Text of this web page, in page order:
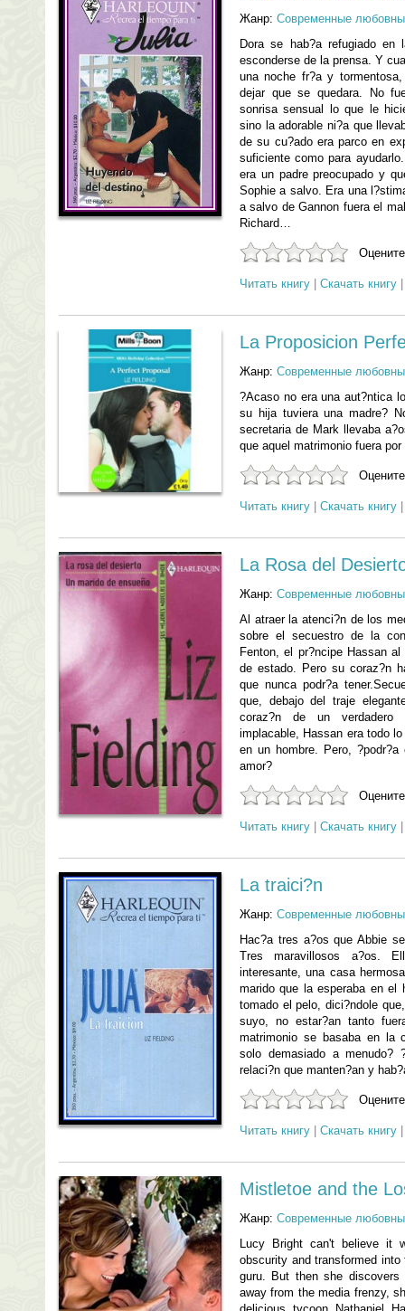
Жанр: Современные
Dora se hab?a refugiado
esconderse de la prensa. Y
una noche fr?a y
dejar que se quedara. No
sonrisa sensual lo que le
sino la adorable ni?a que
de su cu?ado era parco en
suficiente como para
era un padre preocupado y
Sophie a salvo. Era una
a salvo de Gannon fuera el
Richard…
Читать книгу Скачать книгу
La Proposicion
Жанр: Современные
?Acaso no era una aut?ntica
su hija tuviera una madre?
secretaria de Mark llevaba
que aquel matrimonio fuera
Читать книгу Скачать книгу
La Rosa del
Жанр: Современные
Al atraer la atenci?n de los
sobre el secuestro de la
Fenton, el pr?ncipe Hassan
de estado. Pero su coraz?n
que nunca podr?a
que, debajo del traje
coraz?n de un verdadero
implacable, Hassan era todo
en un hombre. Pero,
amor?
Читать книгу Скачать книгу
La traici?n
Жанр: Современные
Hac?a tres a?os que Abbie
Tres maravillosos a?os.
interesante, una casa
marido que la esperaba en el
tomado el pelo, dici?ndole
suyo, no estar?an tanto
matrimonio se basaba en la
solo demasiado a
relaci?n que manten?an y
Читать книгу Скачать книгу
Mistletoe and the
Жанр: Современные
Lucy Bright can't believe it
obscurity and transformed
guru. But then she
away from the media frenzy,